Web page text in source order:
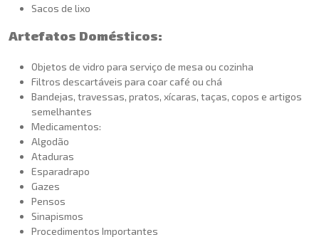
Sacos de lixo
Artefatos Domésticos:
Objetos de vidro para serviço de mesa ou cozinha
Filtros descartáveis para coar café ou chá
Bandejas, travessas, pratos, xícaras, taças, copos e artigos
semelhantes
Medicamentos:
Algodão
Ataduras
Esparadrapo
Gazes
Pensos
Sinapismos
Procedimentos Importantes